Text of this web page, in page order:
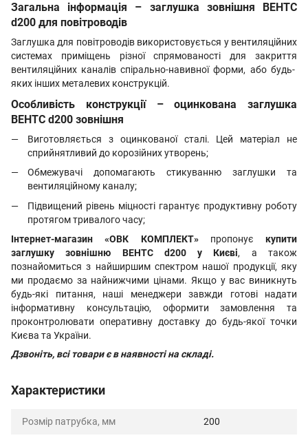
Загальна інформація – заглушка зовнішня ВЕНТС
d200 для повітроводів
Заглушка для повітроводів використовується у вентиляційних
системах приміщень різної спрямованості для закриття
вентиляційних каналів спірально-навивної форми, або будь-
яких інших металевих конструкцій.
Особливість конструкції – оцинкована заглушка
ВЕНТС d200 зовнішня
Виготовляється з оцинкованої сталі. Цей матеріал не
сприйнятливий до корозійних утворень;
Обмежувачі допомагають стикуванню заглушки та
вентиляційному каналу;
Підвищений рівень міцності гарантує продуктивну роботу
протягом тривалого часу;
Інтернет-магазин «ОВК КОМПЛЕКТ»пропонує купити
заглушку зовнішню ВЕНТС d200 у Києві, а також
познайомиться з найширшим спектром нашої продукції, яку
ми продаємо за найнижчими цінами. Якщо у вас виникнуть
будь-які питання, наші менеджери завжди готові надати
інформативну консультацію, оформити замовлення та
проконтролювати оперативну доставку до будь-якої точки
Києва та України.
Дзвоніть, всі товари є в наявності на складі.
Характеристики
Розмір патрубка, мм 200